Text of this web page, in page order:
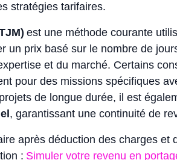
stratégies tarifaires.
est une méthode courante
un prix basé sur le nombre de
et du marché. Certains
pour des missions spécifiques
de longue durée, il est
, garantissant une continuité de
après déduction des charges et
: Simuler votre revenu en